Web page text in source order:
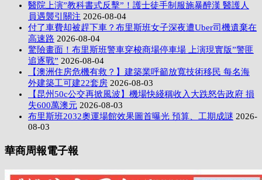
醫院上演”教科書式反擊”！護士徒手制服施暴醉漢 醫護人
員遇襲引關注 2026-08-04
付了車費却被趕下車？布里斯班女子深夜遭Uber司機遺棄在
高速路 2026-08-04
驚險畫面！布里斯班警車穿梭商場停車場 上演現實版”警匪
追逐戰” 2026-08-04
【澳洲住房危機有救？】建築業呼籲放寬技術移民 每名海
外建築工可建22套房 2026-08-03
【昆州50c公交再掀風波】機場快綫稱收入大跌怒告政府 損
失600萬澳元 2026-08-03
布里斯班2032奧運場館效果圖首曝光 預算、工期成謎 2026-
08-03
華商周報電子報